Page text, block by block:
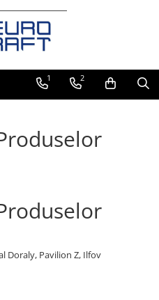
1 2
Doraly, Pavilion Z, Ilfov